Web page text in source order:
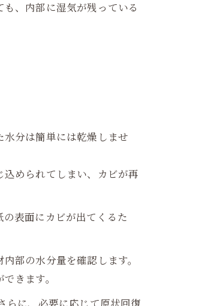
、内部に湿気が残っている
分は簡単には乾燥しませ
められてしまい、カビが再
表面にカビが出てくるた
部の水分量を確認します。
きます。